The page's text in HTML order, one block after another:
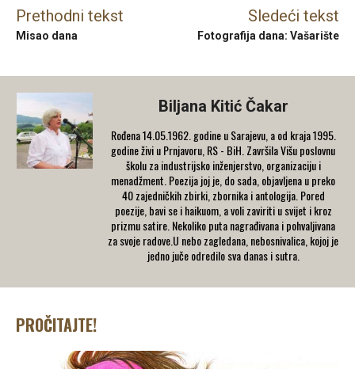
Prethodni tekst
Misao dana
Sledeći tekst
Fotografija dana: Vašarište
Biljana Kitić Čakar
Rođena 14.05.1962. godine u Sarajevu, a od kraja 1995.
godine živi u Prnjavoru, RS - BiH. Završila Višu poslovnu
školu za industrijsko inženjerstvo, organizaciju i
menadžment. Poezija joj je, do sada, objavljena u preko
40 zajedničkih zbirki, zbornika i antologija. Pored
poezije, bavi se i haikuom, a voli zaviriti u svijet i kroz
prizmu satire. Nekoliko puta nagrađivana i pohvaljivana
za svoje radove.U nebo zagledana, nebosnivalica, kojoj je
jedno juče odredilo sva danas i sutra.
PROČITAJTE!